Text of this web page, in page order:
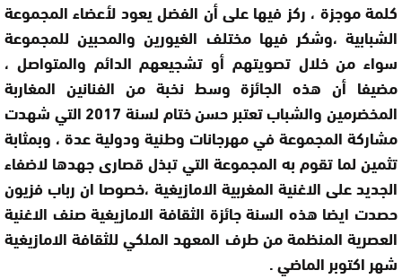
كلمة موجزة ، ركز فيها على أن الفضل يعود لأعضاء المجموعة
الشبابية ،وشكر فيها مختلف الغيورين والمحبين للمجموعة
سواء من خلال تصويتهم أو تشجيعهم الدائم والمتواصل ،
مضيفا أن هذه الجائزة وسط نخبة من الفنانين المغاربة
المخضرمين والشباب تعتبر حسن ختام لسنة 2017 التي شهدت
مشاركة المجموعة في مهرجانات وطنية ودولية عدة ، وبمثابة
تثمين لما تقوم به المجموعة التي تبذل قصارى جهدها لاضفاء
الجديد على الاغنية المغربية الامازيغية ،خصوصا ان رباب فزيون
حصدت ايضا هذه السنة جائزة الثقافة الامازيغية صنف الاغنية
العصرية المنظمة من طرف المعهد الملكي للثقافة الامازيغية
شهر اكتوبر الماضي .